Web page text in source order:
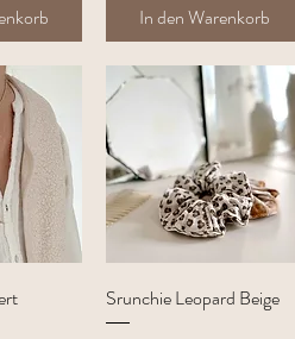
In den Warenkorb
Schnellansicht
Srunchie Leopard Beige